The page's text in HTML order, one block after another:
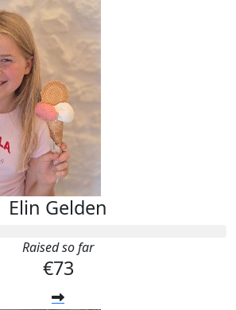
Elin Gelden
Raised so far
€73